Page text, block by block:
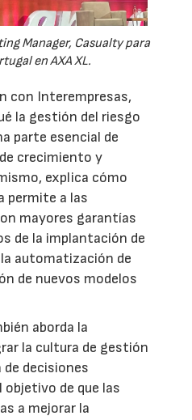
Manager, Casualty para
en AXA XL.
con Interempresas,
la gestión del riesgo
parte esencial de
crecimiento y
explica cómo
permite a las
mayores garantías
de la implantación de
automatización de
de nuevos modelos
aborda la
la cultura de gestión
decisiones
objetivo de que las
a mejorar la